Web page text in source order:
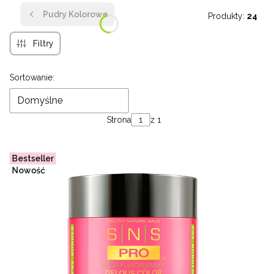
Pudry Kolorowe
Filtry
Produkty: 24
Lista produktów
Sortowanie:
Domyślne
Strona z 1
Bestseller
Nowość